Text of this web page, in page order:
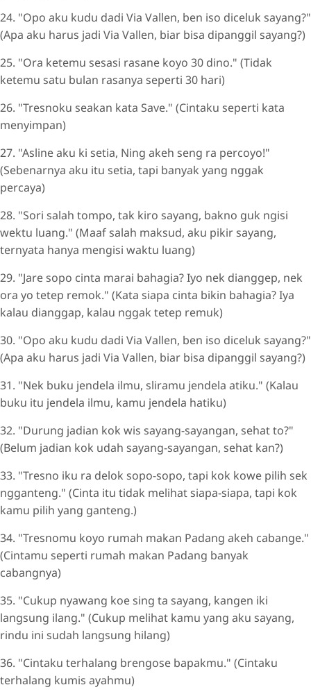
24. "Opo aku kudu dadi Via Vallen, ben iso diceluk sayang?"
(Apa aku harus jadi Via Vallen, biar bisa dipanggil sayang?)
25. "Ora ketemu sesasi rasane koyo 30 dino." (Tidak
ketemu satu bulan rasanya seperti 30 hari)
26. "Tresnoku seakan kata Save." (Cintaku seperti kata
menyimpan)
27. "Asline aku ki setia, Ning akeh seng ra percoyo!"
(Sebenarnya aku itu setia, tapi banyak yang nggak
percaya)
28. "Sori salah tompo, tak kiro sayang, bakno guk ngisi
wektu luang." (Maaf salah maksud, aku pikir sayang,
ternyata hanya mengisi waktu luang)
29. "Jare sopo cinta marai bahagia? Iyo nek dianggep, nek
ora yo tetep remok." (Kata siapa cinta bikin bahagia? Iya
kalau dianggap, kalau nggak tetep remuk)
30. "Opo aku kudu dadi Via Vallen, ben iso diceluk sayang?"
(Apa aku harus jadi Via Vallen, biar bisa dipanggil sayang?)
31. "Nek buku jendela ilmu, sliramu jendela atiku." (Kalau
buku itu jendela ilmu, kamu jendela hatiku)
32. "Durung jadian kok wis sayang-sayangan, sehat to?"
(Belum jadian kok udah sayang-sayangan, sehat kan?)
33. "Tresno iku ra delok sopo-sopo, tapi kok kowe pilih sek
ngganteng." (Cinta itu tidak melihat siapa-siapa, tapi kok
kamu pilih yang ganteng.)
34. "Tresnomu koyo rumah makan Padang akeh cabange."
(Cintamu seperti rumah makan Padang banyak
cabangnya)
35. "Cukup nyawang koe sing ta sayang, kangen iki
langsung ilang." (Cukup melihat kamu yang aku sayang,
rindu ini sudah langsung hilang)
36. "Cintaku terhalang brengose bapakmu." (Cintaku
terhalang kumis ayahmu)